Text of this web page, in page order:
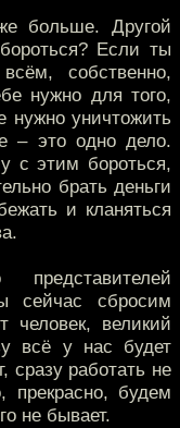
больше. Другой
Если ты
собственно,
нужно для того,
нужно уничтожить
– это одно дело.
с этим бороться,
брать деньги
и кланяться
сейчас сбросим
человек, великий
всё у нас будет
сразу работать не
прекрасно, будем
не бывает.